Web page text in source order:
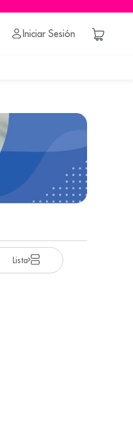
Iniciar Sesión
Lista